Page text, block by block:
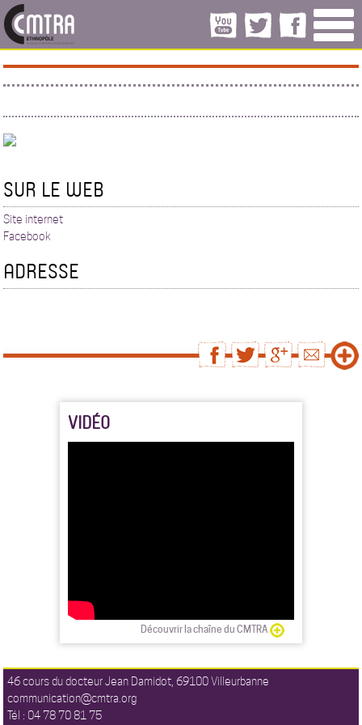
SUR LE WEB
Site internet
Facebook
ADRESSE
VIDÉO
Découvrir la chaîne du CMTRA
46 cours du docteur Jean Damidot, 69100 Villeurbanne
communication@cmtra.org
Tél : 04 78 70 81 75